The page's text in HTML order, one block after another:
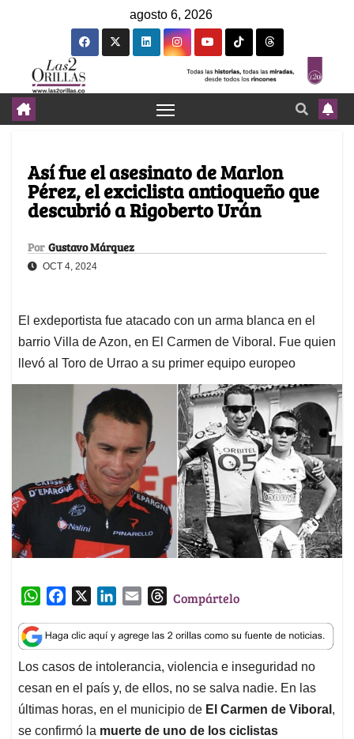
agosto 6, 2026
Así fue el asesinato de Marlon
Pérez, el exciclista antioqueño que
descubrió a Rigoberto Urán
Por Gustavo Márquez
OCT 4, 2024
El exdeportista fue atacado con un arma blanca en el
barrio Villa de Azon, en El Carmen de Viboral. Fue quien
llevó al Toro de Urrao a su primer equipo europeo
W
a
t
s
A
p
p
c
e
b
o
o
k
n
k
e
d
I
n
a
i
l
T
r
e
a
d
s
Compártelo
Los casos de intolerancia, violencia e inseguridad no
cesan en el país y, de ellos, no se salva nadie. En las
últimas horas, en el municipio de El Carmen de Viboral ,
se confirmó la muerte de uno de los ciclistas